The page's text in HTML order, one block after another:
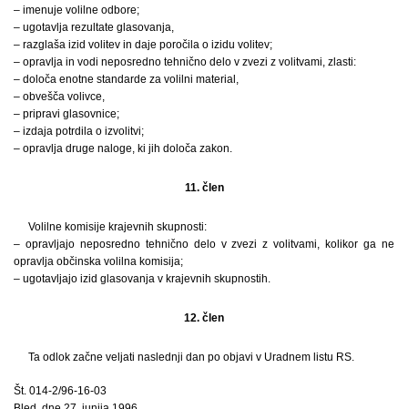
– imenuje volilne odbore;
– ugotavlja rezultate glasovanja,
– razglaša izid volitev in daje poročila o izidu volitev;
– opravlja in vodi neposredno tehnično delo v zvezi z volitvami, zlasti:
– določa enotne standarde za volilni material,
– obvešča volivce,
– pripravi glasovnice;
– izdaja potrdila o izvolitvi;
– opravlja druge naloge, ki jih določa zakon.
11. člen
Volilne komisije krajevnih skupnosti:
– opravljajo neposredno tehnično delo v zvezi z volitvami, kolikor ga ne
opravlja občinska volilna komisija;
– ugotavljajo izid glasovanja v krajevnih skupnostih.
12. člen
Ta odlok začne veljati naslednji dan po objavi v Uradnem listu RS.
Št. 014-2/96-16-03